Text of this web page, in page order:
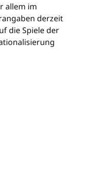
allem im
derzeit
die Spiele der